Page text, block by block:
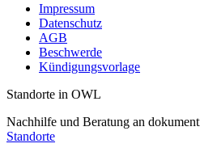
Impressum
Datenschutz
AGB
Beschwerde
Kündigungsvorlage
Standorte in OWL
Nachhilfe und Beratung an
Standorte